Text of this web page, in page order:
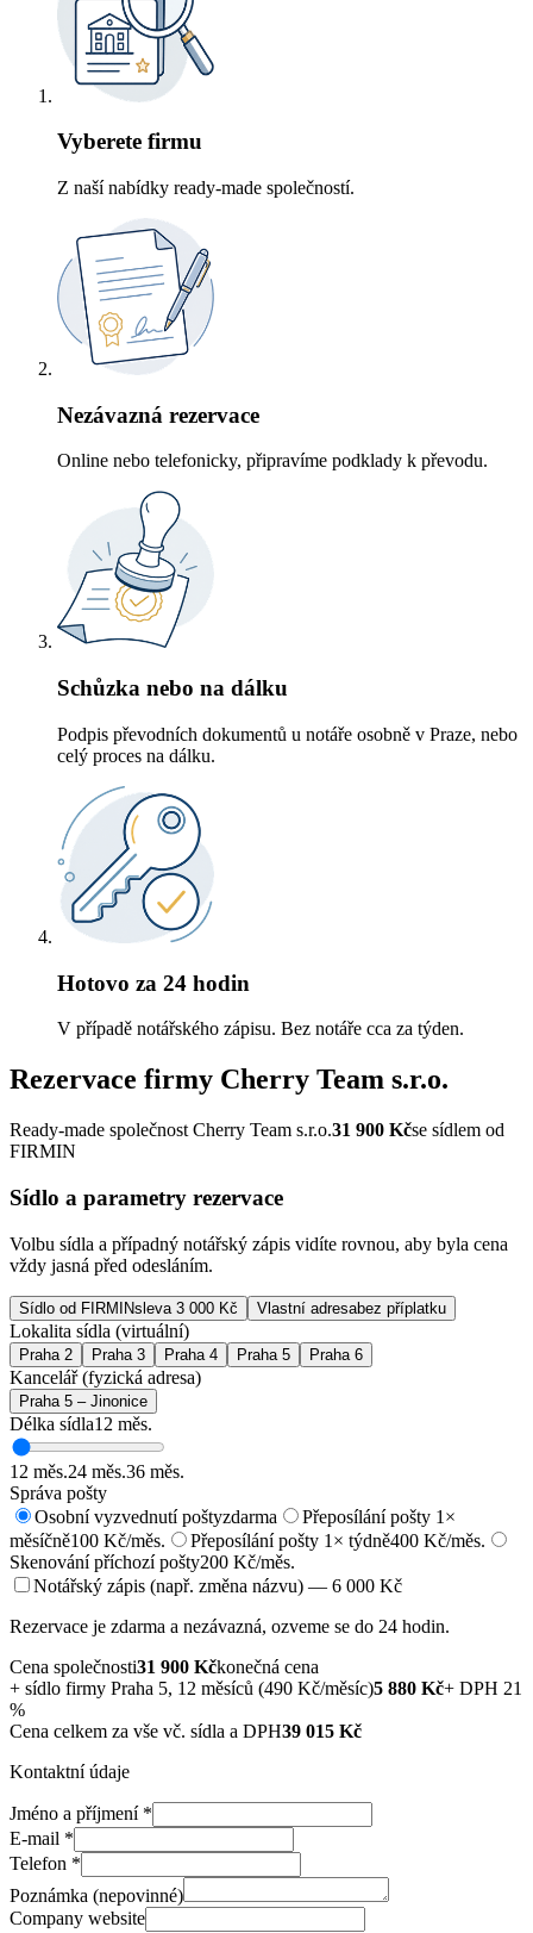
Vyberete firmu
Z naší nabídky ready-made společností.
Nezávazná rezervace
Online nebo telefonicky, připravíme podklady k převodu.
Schůzka nebo na dálku
Podpis převodních dokumentů u notáře osobně v Praze, nebo
celý proces na dálku.
Hotovo za 24 hodin
V případě notářského zápisu. Bez notáře cca za týden.
Rezervace firmy Cherry Team s.r.o.
Ready-made společnost Cherry Team s.r.o.31 900 Kčse sídlem od
FIRMIN
Sídlo a parametry rezervace
Volbu sídla a případný notářský zápis vidíte rovnou, aby byla cena
vždy jasná před odesláním.
Sídlo od FIRMINsleva 3 000 Kč Vlastní adresabez příplatku
Lokalita sídla (virtuální)
Praha 2 Praha 3 Praha 4 Praha 5 Praha 6
Kancelář (fyzická adresa)
Praha 5 – Jinonice
Délka sídla12 měs.
12 měs.24 měs.36 měs.
Správa pošty
Osobní vyzvednutí poštyzdarma
Přeposílání pošty 1×
měsíčně100 Kč/měs. Přeposílání pošty 1× týdně400 Kč/měs.
Skenování příchozí pošty200 Kč/měs.
Notářský zápis (např. změna názvu) — 6 000 Kč
Rezervace je zdarma a nezávazná, ozveme se do 24 hodin.
Cena společnosti31 900 Kčkonečná cena
+ sídlo firmy Praha 5, 12 měsíců (490 Kč/měsíc)5 880 Kč+ DPH 21
%
Cena celkem za vše vč. sídla a DPH39 015 Kč
Kontaktní údaje
Jméno a příjmení*
E-mail *
Telefon *
Poznámka (nepovinné)
Company website